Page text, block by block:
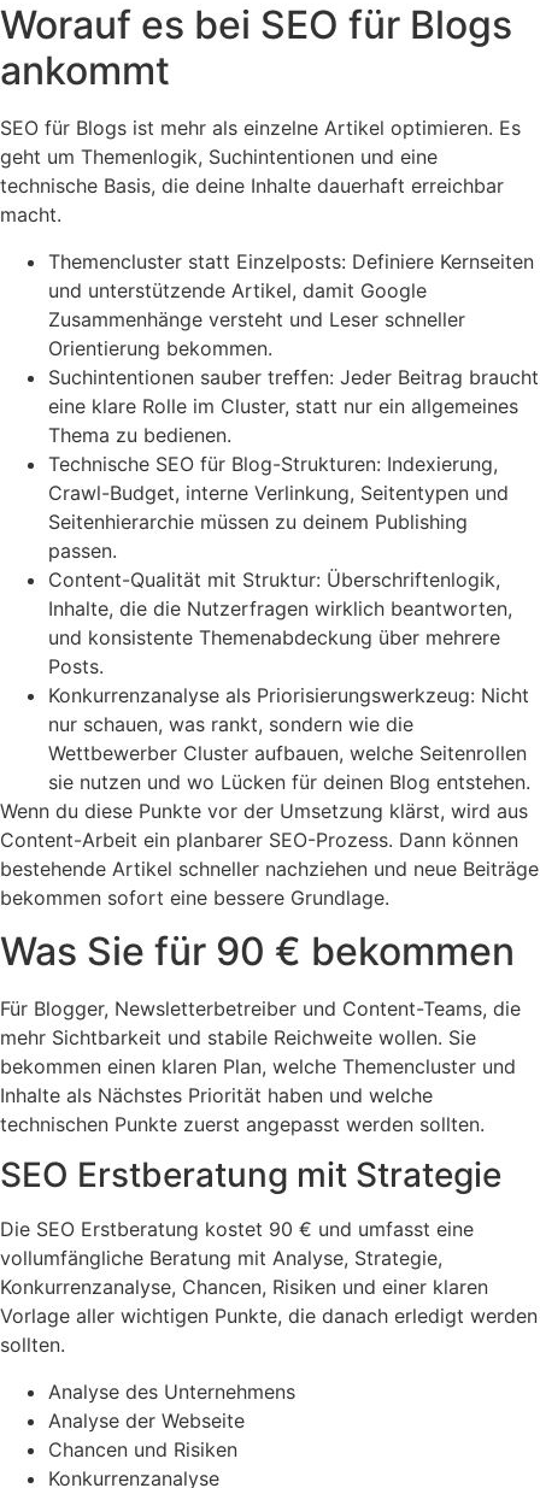
Worauf es bei SEO für Blogs
ankommt
SEO für Blogs ist mehr als einzelne Artikel optimieren. Es
geht um Themenlogik, Suchintentionen und eine
technische Basis, die deine Inhalte dauerhaft erreichbar
macht.
Themencluster statt Einzelposts: Definiere Kernseiten
und unterstützende Artikel, damit Google
Zusammenhänge versteht und Leser schneller
Orientierung bekommen.
Suchintentionen sauber treffen: Jeder Beitrag braucht
eine klare Rolle im Cluster, statt nur ein allgemeines
Thema zu bedienen.
Technische SEO für Blog-Strukturen: Indexierung,
Crawl-Budget, interne Verlinkung, Seitentypen und
Seitenhierarchie müssen zu deinem Publishing
passen.
Content-Qualität mit Struktur: Überschriftenlogik,
Inhalte, die die Nutzerfragen wirklich beantworten,
und konsistente Themenabdeckung über mehrere
Posts.
Konkurrenzanalyse als Priorisierungswerkzeug: Nicht
nur schauen, was rankt, sondern wie die
Wettbewerber Cluster aufbauen, welche Seitenrollen
sie nutzen und wo Lücken für deinen Blog entstehen.
Wenn du diese Punkte vor der Umsetzung klärst, wird aus
Content-Arbeit ein planbarer SEO-Prozess. Dann können
bestehende Artikel schneller nachziehen und neue Beiträge
bekommen sofort eine bessere Grundlage.
Was Sie für 90 € bekommen
Für Blogger, Newsletterbetreiber und Content-Teams, die
mehr Sichtbarkeit und stabile Reichweite wollen. Sie
bekommen einen klaren Plan, welche Themencluster und
Inhalte als Nächstes Priorität haben und welche
technischen Punkte zuerst angepasst werden sollten.
SEO Erstberatung mit Strategie
Die SEO Erstberatung kostet 90 € und umfasst eine
vollumfängliche Beratung mit Analyse, Strategie,
Konkurrenzanalyse, Chancen, Risiken und einer klaren
Vorlage aller wichtigen Punkte, die danach erledigt werden
sollten.
Analyse des Unternehmens
Analyse der Webseite
Chancen und Risiken
Konkurrenzanalyse